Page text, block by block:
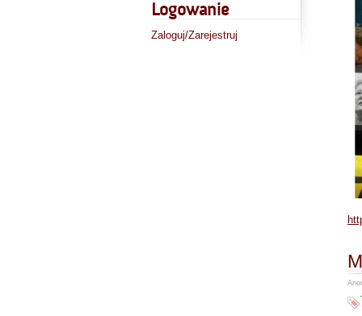
Logowanie
Zaloguj/Zarejestruj